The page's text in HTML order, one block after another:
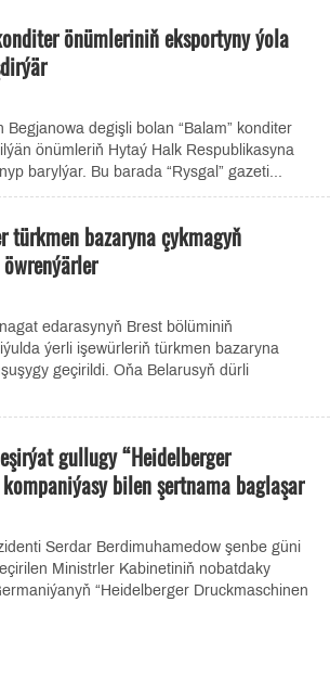
önümleriniň eksportyny ýola
Begjanowa degişli bolan “Balam” konditer
önümleriň Hytaý Halk Respublikasyna
barylýar. Bu barada “Rysgal” gazeti...
türkmen bazaryna çykmagyň
edarasynyň Brest bölüminiň
ýerli işewürleriň türkmen bazaryna
geçirildi. Oňa Belarusyň dürli
gullugy “Heidelberger
bilen şertnama baglaşar
Serdar Berdimuhamedow şenbe güni
Ministrler Kabinetiniň nobatdaky
“Heidelberger Druckmaschinen